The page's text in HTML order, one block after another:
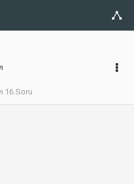
16.Soru